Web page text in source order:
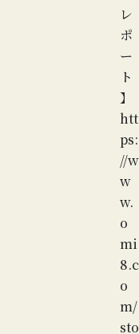
レ
ポ
ー
ト
】
htt
ps:
//w
w
w.
o
mi
8.c
o
m/
sto